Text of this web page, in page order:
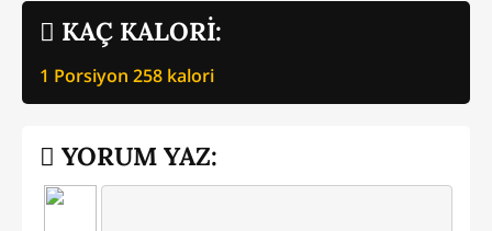
KAÇ KALORİ:
1 Porsiyon 258 kalori
YORUM YAZ: